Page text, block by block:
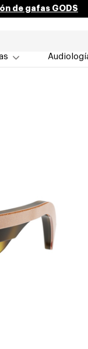
de gafas GODS